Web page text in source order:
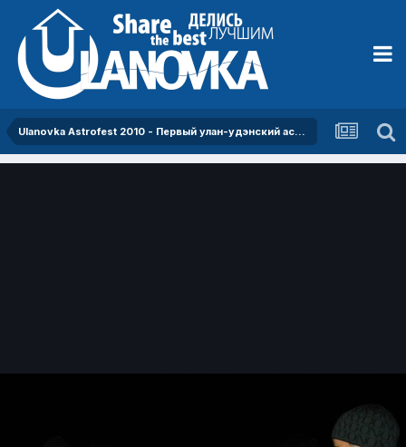
Ulanovka Astrofest 2010 - Первый улан-удэнский астрономический фестиваль